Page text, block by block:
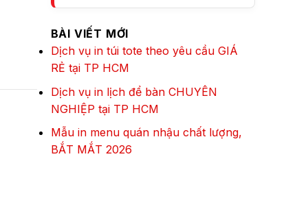
BÀI VIẾT MỚI
Dịch vụ in túi tote theo yêu cầu GIÁ
RẺ tại TP HCM
Dịch vụ in lịch để bàn CHUYÊN
NGHIỆP tại TP HCM
Mẫu in menu quán nhậu chất lượng,
BẮT MẮT 2026